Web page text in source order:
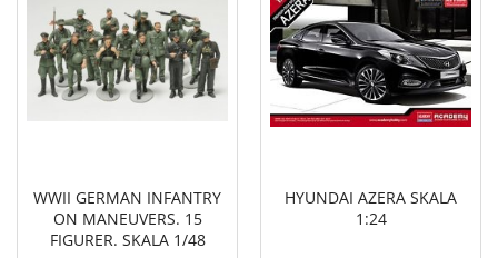
WWII GERMAN INFANTRY
ON MANEUVERS. 15
FIGURER. SKALA 1/48
HYUNDAI AZERA SKALA
1:24